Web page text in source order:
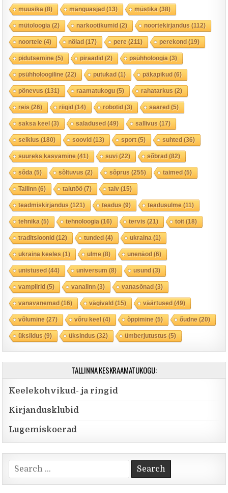
muusika (8) mänguasjad(13) müstika (38)
mütoloogia (2) narkootikumid(2) noortekirjandus (112)
noortele (4) nõiad(17) pere (211) perekond(19)
pidutsemine (5) piraadid(2) psühholoogia (3)
psühholoogiline (22) putukad(1) päkapikud(6)
põnevus (131) raamatukogu(5) rahatarkus (2)
reis (26) riigid(14) robotid(3) saared(5)
saksa keel(3) saladused(49) sallivus (17)
seiklus (180) soovid(13) sport(5) suhted(36)
suureks kasvamine (41) suvi(22) sõbrad(82)
sõda (5) sõltuvus (2) sõprus (255) taimed(5)
Tallinn(6) talutöö(7) talv(15)
teadmiskirjandus (121) teadus (9) teadusulme (11)
tehnika (5) tehnoloogia (16) tervis (21) toit(18)
traditsioonid(12) tunded(4) ukraina (1)
ukraina keeles (1) ulme (8) unenäod(6)
unistused(44) universum (8) usund(3)
vampiirid(5) vanalinn(3) vanasõnad(3)
vanavanemad(16) vägivald(15) väärtused(49)
võlumine (27) võru keel(4) õppimine (5) õudne (20)
üksildus (9) üksindus (32) ümberjutustus (5)
TALLINNA KESKRAAMATUKOGU:
Keelekohvikud- ja ringid
Kirjandusklubid
Lugemiskoerad
Search for: